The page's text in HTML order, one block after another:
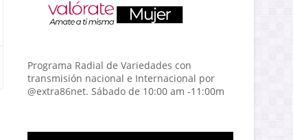
Programa Radial de Variedades con
transmisión nacional e Internacional por
@extra86net. Sábado de 10:00 am -11:00m